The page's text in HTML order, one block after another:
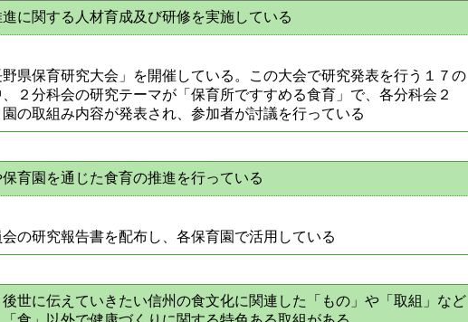
に関する人材育成及び研修を実施している
県保育研究大会」を開催している。この大会で研究発表を行う１７の
２分科会の研究テーマが「保育所ですすめる食育」で、各分科会２
園の取組み内容が発表され、参加者が討議を行っている
育園を通じた食育の推進を行っている
の研究報告書を配布し、各保育園で活用している
世に伝えていきたい信州の食文化に関連した「もの」や「取組」など